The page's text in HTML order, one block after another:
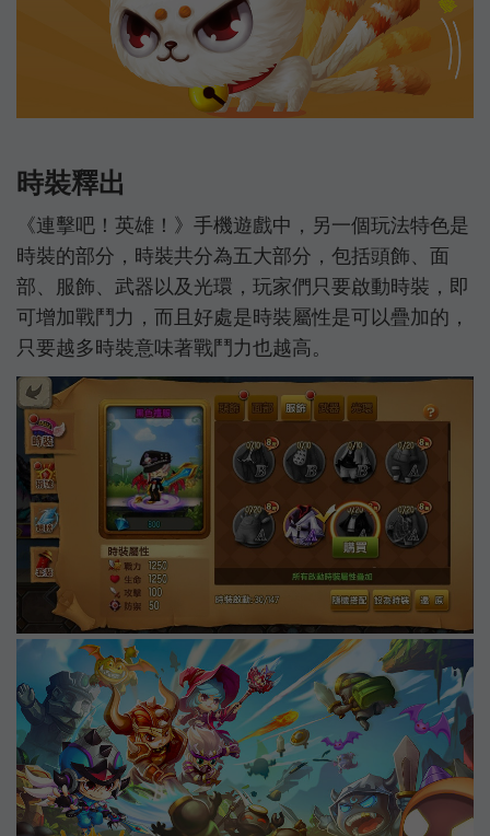
時裝釋出
《連擊吧！英雄！》手機遊戲中，另一個玩法特色是
時裝的部分，時裝共分為五大部分，包括頭飾、面
部、服飾、武器以及光環，玩家們只要啟動時裝，即
可增加戰鬥力，而且好處是時裝屬性是可以疊加的，
只要越多時裝意味著戰鬥力也越高。